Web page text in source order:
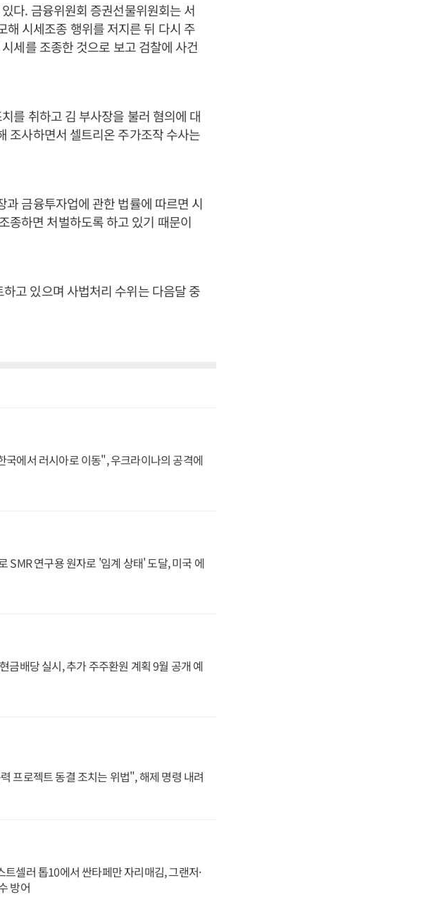
다. 금융위원회 증권선물위원회는 서
시세조종 행위를 저지른 뒤 다시 주
세를 조종한 것으로 보고 검찰에 사건
를 취하고 김 부사장을 불러 혐의에 대
조사하면서 셀트리온 주가조작 수사는
금융투자업에 관한 법률에 따르면 시
종하면 처벌하도록 하고 있기 때문이
고 있으며 사법처리 수위는 다음달 중
국에서 러시아로 이동", 우크라이나의 공격에
SMR 연구용 원자로 '임계 상태' 도달, 미국 에
금배당 실시, 추가 주주환원 계획 9월 공개 예
프로젝트 동결 조치는 위법", 해제 명령 내려
트셀러 톱10에서 싼타페만 자리매김, 그랜저·
방어